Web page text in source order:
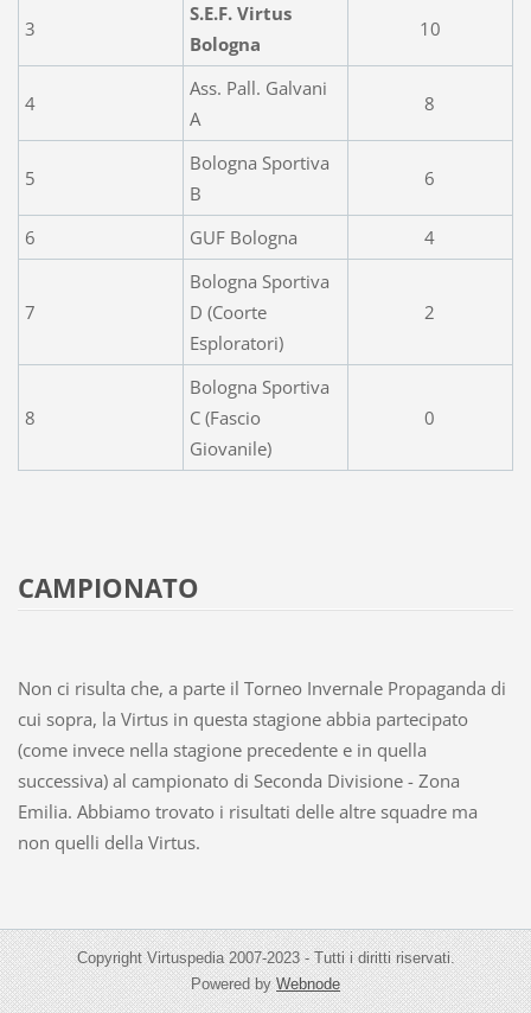
3
S.E.F. Virtus
Bologna
10
4
Ass. Pall. Galvani
A
8
5
Bologna Sportiva
B
6
6 GUF Bologna 4
7
Bologna Sportiva
D (Coorte
Esploratori)
2
8
Bologna Sportiva
C (Fascio
Giovanile)
0
CAMPIONATO
Non ci risulta che, a parte il Torneo Invernale Propaganda di
cui sopra, la Virtus in questa stagione abbia partecipato
(come invece nella stagione precedente e in quella
successiva) al campionato di Seconda Divisione - Zona
Emilia. Abbiamo trovato i risultati delle altre squadre ma
non quelli della Virtus.
Copyright Virtuspedia 2007-2023 - Tutti i diritti riservati.
Powered byWebnode